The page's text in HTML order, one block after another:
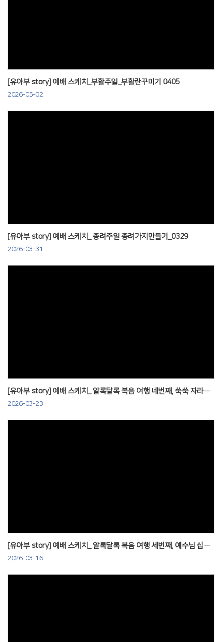
[유아부 story] 예배 스케치_부활주일_부활란꾸미기 0405
2026-05-02
[유아부 story] 예배 스케치_ 종려주일 종려가지만들기_0329
2026-03-31
[유아부 story] 예배 스케치_ 알록달록 복음 여행 네번째, 쑥쑥 자라요! 260322
2026-03-23
[유아부 story] 예배 스케치_ 알록달록 복음 여행 세번째, 예수님 십자가 사랑 260315
2026-03-16